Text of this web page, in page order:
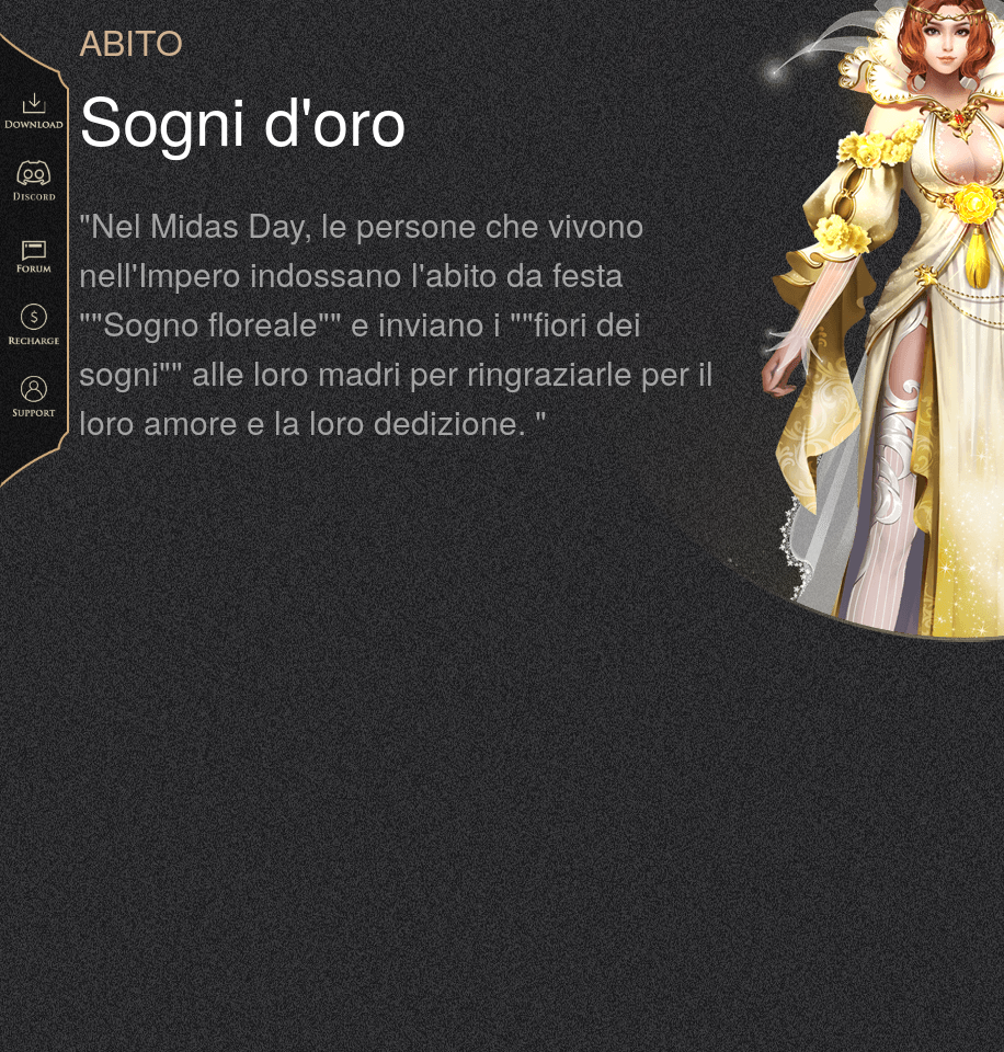
ABITO
Sogni d'oro
"Nel Midas Day, le persone che vivono
nell'Impero indossano l'abito da festa
""Sogno floreale"" e inviano i ""fiori dei
sogni"" alle loro madri per ringraziarle per il
loro amore e la loro dedizione. "